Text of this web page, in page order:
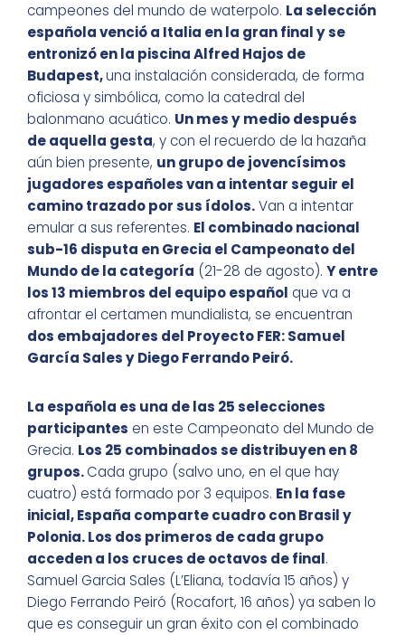
campeones del mundo de waterpolo. La selección
española venció a Italia en la gran final y se
entronizó en la piscina Alfred Hajos de
Budapest,una instalación considerada, de forma
oficiosa y simbólica, como la catedral del
balonmano acuático. Un mes y medio después
de aquella gesta, y con el recuerdo de la hazaña
aún bien presente, un grupo de jovencísimos
jugadores españoles van a intentar seguir el
camino trazado por sus ídolos.Van a intentar
emular a sus referentes. El combinado nacional
sub-16 disputa en Grecia el Campeonato del
Mundo de la categoría (21-28 de agosto). Y entre
los 13 miembros del equipo español que va a
afrontar el certamen mundialista, se encuentran
dos embajadores del Proyecto FER: Samuel
García Sales y Diego Ferrando Peiró.
La española es una de las 25 selecciones
participantes en este Campeonato del Mundo de
Grecia. Los 25 combinados se distribuyen en 8
grupos.Cada grupo (salvo uno, en el que hay
cuatro) está formado por 3 equipos. En la fase
inicial, España comparte cuadro con Brasil y
Polonia. Los dos primeros de cada grupo
acceden a los cruces de octavos de final.
Samuel Garcia Sales (L’Eliana, todavía 15 años) y
Diego Ferrando Peiró (Rocafort, 16 años) ya saben lo
que es conseguir un gran éxito con el combinado